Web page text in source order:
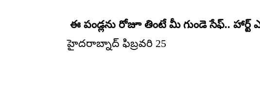
ఈ పండ్ల‌ను రోజూ తింటే మీ గుండె సేఫ్‌.. హార్ట్
హైదరాబ్నాద్ ఫిబ్రవరి 25